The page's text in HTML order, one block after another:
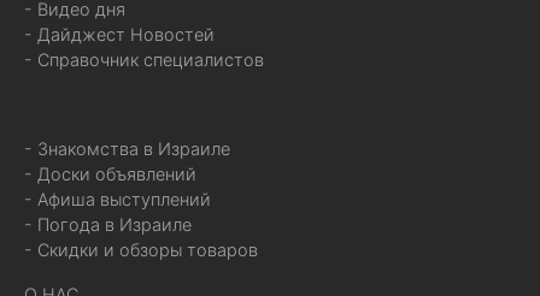
- Видео дня
- Дайджест Новостей
- Справочник специалистов
- Знакомства в Израиле
- Доски объявлений
- Афиша выступлений
- Погода в Израиле
- Скидки и обзоры товаров